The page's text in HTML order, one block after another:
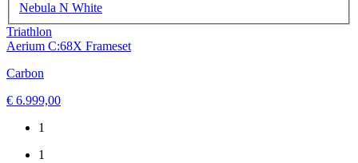
Nebula N White
Triathlon
Aerium C:68X Frameset
Carbon
€ 6.999,00
1
1